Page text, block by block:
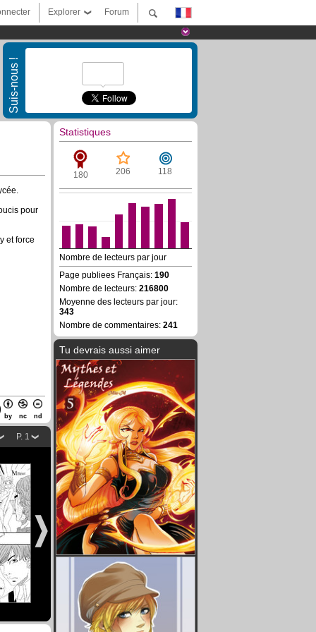
Forum
Explorer
Suis-nous !
pour
et force
by nc nd
P. 1
Statistiques
180 206 118
Nombre de lecteurs par jour
Page publiees Français: 190
Nombre de lecteurs: 216800
Moyenne des lecteurs par jour:
343
Nombre de commentaires: 241
Tu devrais aussi aimer